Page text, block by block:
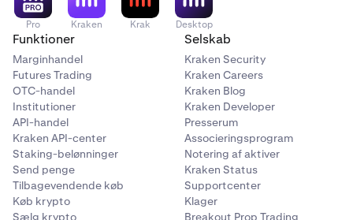
Pro Kraken Krak Desktop
Funktioner
Marginhandel
Futures Trading
OTC-handel
Institutioner
API-handel
Kraken API-center
Staking-belønninger
Send penge
Tilbagevendende køb
Køb krypto
Sælg krypto
Selskab
Kraken Security
Kraken Careers
Kraken Blog
Kraken Developer
Presserum
Associeringsprogram
Notering af aktiver
Kraken Status
Supportcenter
Klager
Breakout Prop Trading